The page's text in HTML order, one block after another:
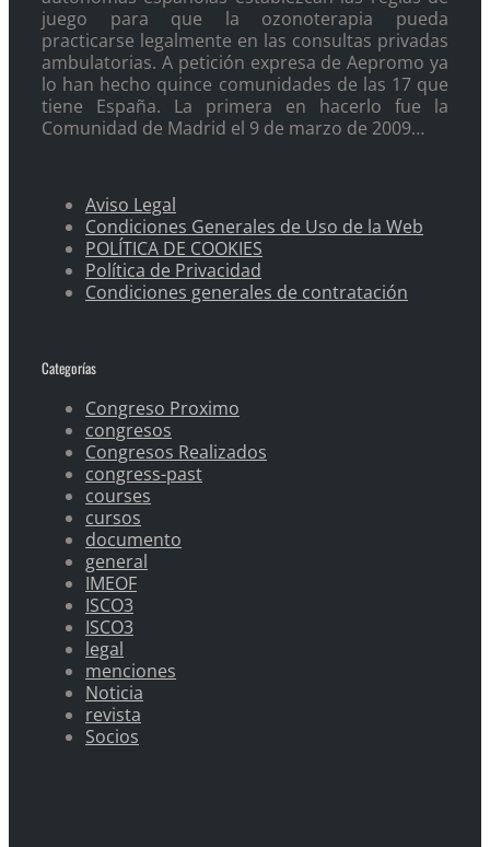
juego para que la ozonoterapia pueda
practicarse legalmente en las consultas privadas
ambulatorias. A petición expresa de Aepromo ya
lo han hecho quince comunidades de las 17 que
tiene España. La primera en hacerlo fue la
Comunidad de Madrid el 9 de marzo de 2009…
Aviso Legal
Condiciones Generales de Uso de la Web
POLÍTICA DE COOKIES
Política de Privacidad
Condiciones generales de contratación
Categorías
Congreso Proximo
congresos
Congresos Realizados
congress-past
courses
cursos
documento
general
IMEOF
ISCO3
ISCO3
legal
menciones
Noticia
revista
Socios